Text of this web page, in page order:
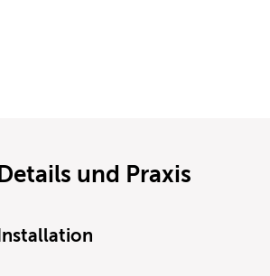
Details und Praxis
Installation